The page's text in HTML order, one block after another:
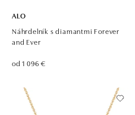
ALO
Náhrdelník s diamantmi Forever
and Ever
od 1 096 €